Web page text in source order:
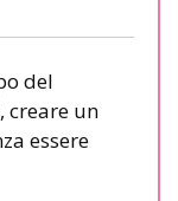
del
creare un
essere